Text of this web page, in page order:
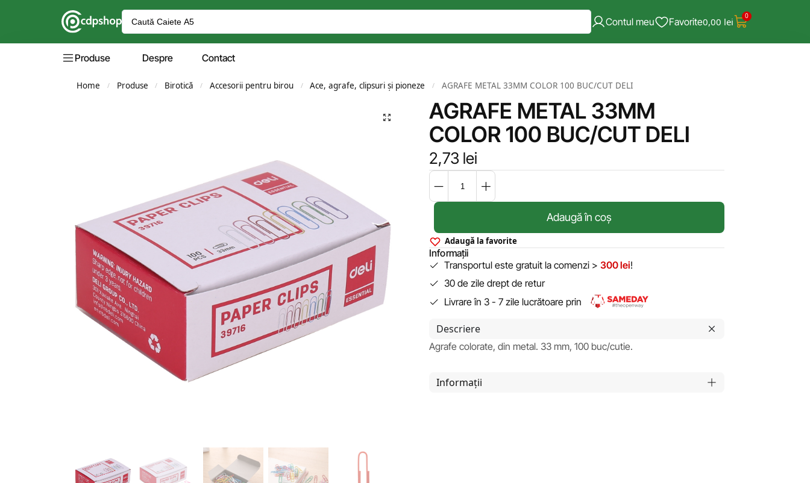
Contul meu Favorite0,00 lei 0
Produse Despre Contact
Home / Produse / Birotică / Accesorii pentru birou / Ace, agrafe, clipsuri și pioneze / AGRAFE METAL 33MM COLOR 100 BUC/CUT DELI
AGRAFE METAL 33MM
COLOR 100 BUC/CUT DELI
2,73 lei
Adaugă în coș
Adaugă la favorite
Informații
Transportul este gratuit la comenzi > 300 lei!
30 de zile drept de retur
Livrare în 3 - 7 zile lucrătoare prin
Descriere
Agrafe colorate, din metal. 33 mm, 100 buc/cutie.
Informații